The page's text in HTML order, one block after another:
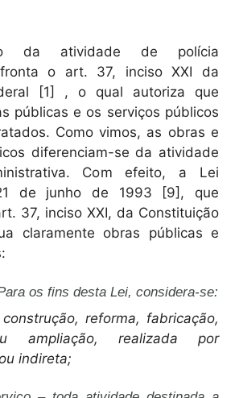
da atividade de polícia
o art. 37, inciso XXI da
[1] , o qual autoriza que
públicas e os serviços públicos
Como vimos, as obras e
diferenciam-se da atividade
Com efeito, a Lei
de junho de 1993 [9], que
37, inciso XXI, da Constituição
claramente obras públicas e
os fins desta Lei, considera-se:
reforma, fabricação,
ampliação, realizada por
indireta;